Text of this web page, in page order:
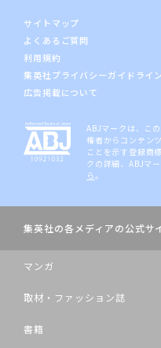
サイトマップ
よくあるご質問
利用規約
集英社プライバシーガイドライン
広告掲載について
ABJマークは、こ
権者からコンテン
ことを示す登録商
クの詳細、ABJマ
ら。
集英社の各メディアの公式サ
マンガ
取材・ファッション誌
書籍